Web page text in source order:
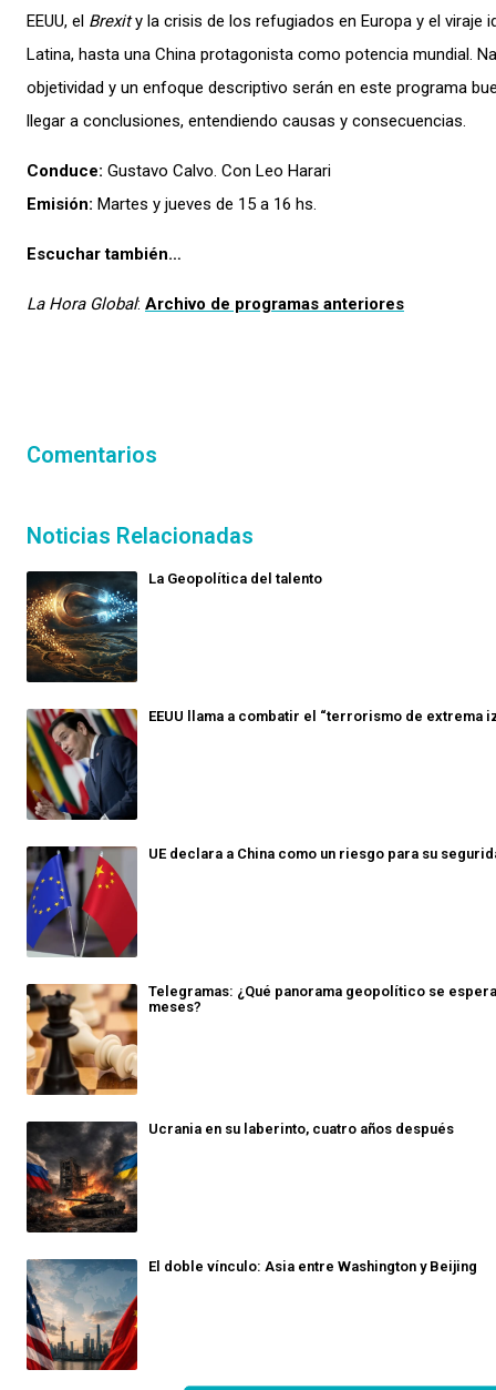
EEUU, el Brexity la crisis de los refugiados en Europa y el viraje
Latina, hasta una China protagonista como potencia mundial.
objetividad y un enfoque descriptivo serán en este programa
llegar a conclusiones, entendiendo causas y consecuencias.
Conduce: Gustavo Calvo. Con Leo Harari
Emisión: Martes y jueves de 15 a 16 hs.
Escuchar también…
La Hora Global: Archivo de programas anteriores
Comentarios
Noticias Relacionadas
La Geopolítica del talento
EEUU llama a combatir el “terrorismo de extrema
UE declara a China como un riesgo para su
Telegramas: ¿Qué panorama geopolítico se
meses?
Ucrania en su laberinto, cuatro años después
El doble vínculo: Asia entre Washington y Beijing